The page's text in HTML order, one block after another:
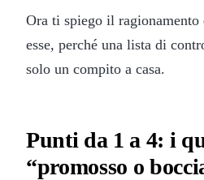
Ora ti spiego il ragionamento
esse, perché una lista di
solo un compito a casa.
Punti da 1 a 4: i
“promosso o